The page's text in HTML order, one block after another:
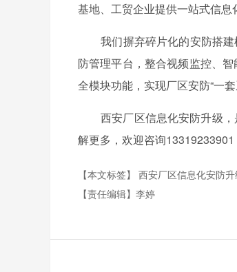
基地、工贸企业提供一站式信息
我们摒弃碎片化的安防搭建
防管理平台，整合视频监控、
全模块功能，实现厂区安防“一
西安厂区信息化安防升级，
解更多，欢迎咨询13319233901
【本文标签】 西安厂区信息化安防升
【责任编辑】 李婷